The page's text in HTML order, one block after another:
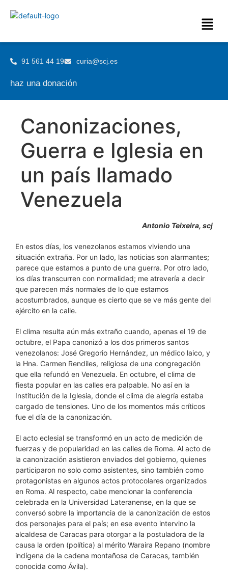
91 561 44 19 curia@scj.es
haz una donación
Canonizaciones,
Guerra e Iglesia en
un país llamado
Venezuela
Antonio Teixeira, scj
En estos días, los venezolanos estamos viviendo una
situación extraña. Por un lado, las noticias son alarmantes;
parece que estamos a punto de una guerra. Por otro lado,
los días transcurren con normalidad; me atrevería a decir
que parecen más normales de lo que estamos
acostumbrados, aunque es cierto que se ve más gente del
ejército en la calle.
El clima resulta aún más extraño cuando, apenas el 19 de
octubre, el Papa canonizó a los dos primeros santos
venezolanos: José Gregorio Hernández, un médico laico, y
la Hna. Carmen Rendiles, religiosa de una congregación
que ella refundó en Venezuela. En octubre, el clima de
fiesta popular en las calles era palpable. No así en la
Institución de la Iglesia, donde el clima de alegría estaba
cargado de tensiones. Uno de los momentos más críticos
fue el día de la canonización.
El acto eclesial se transformó en un acto de medición de
fuerzas y de popularidad en las calles de Roma. Al acto de
la canonización asistieron enviados del gobierno, quienes
participaron no solo como asistentes, sino también como
protagonistas en algunos actos protocolares organizados
en Roma. Al respecto, cabe mencionar la conferencia
celebrada en la Universidad Lateranense, en la que se
conversó sobre la importancia de la canonización de estos
dos personajes para el país; en ese evento intervino la
alcaldesa de Caracas para otorgar a la postuladora de la
causa la orden (política) al mérito Waraira Repano (nombre
indígena de la cadena montañosa de Caracas, también
conocida como Ávila).